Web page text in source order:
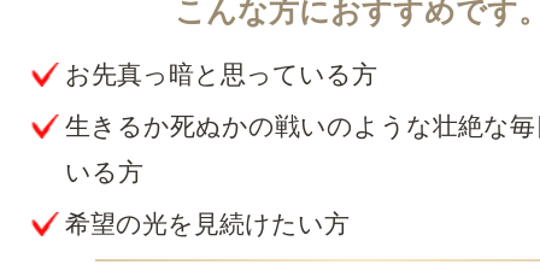
お先真っ暗と思っている方
生きるか死ぬかの戦いのような壮絶な
いる方
希望の光を見続けたい方